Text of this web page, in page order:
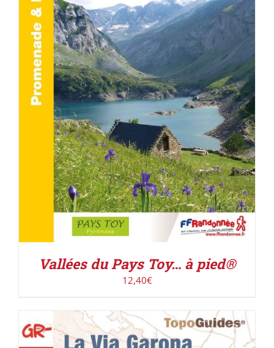
ACHETER LE PRODUIT DÉTAILS
Vallées du Pays Toy… à pied®
12,40€